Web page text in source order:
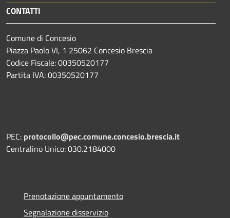
CONTATTI
Comune di Concesio
Piazza Paolo VI, 1 25062 Concesio Brescia
Codice Fiscale: 00350520177
Partita IVA: 00350520177
PEC: protocollo@pec.comune.concesio.brescia.it
Centralino Unico: 030.2184000
Prenotazione appuntamento
Segnalazione disservizio